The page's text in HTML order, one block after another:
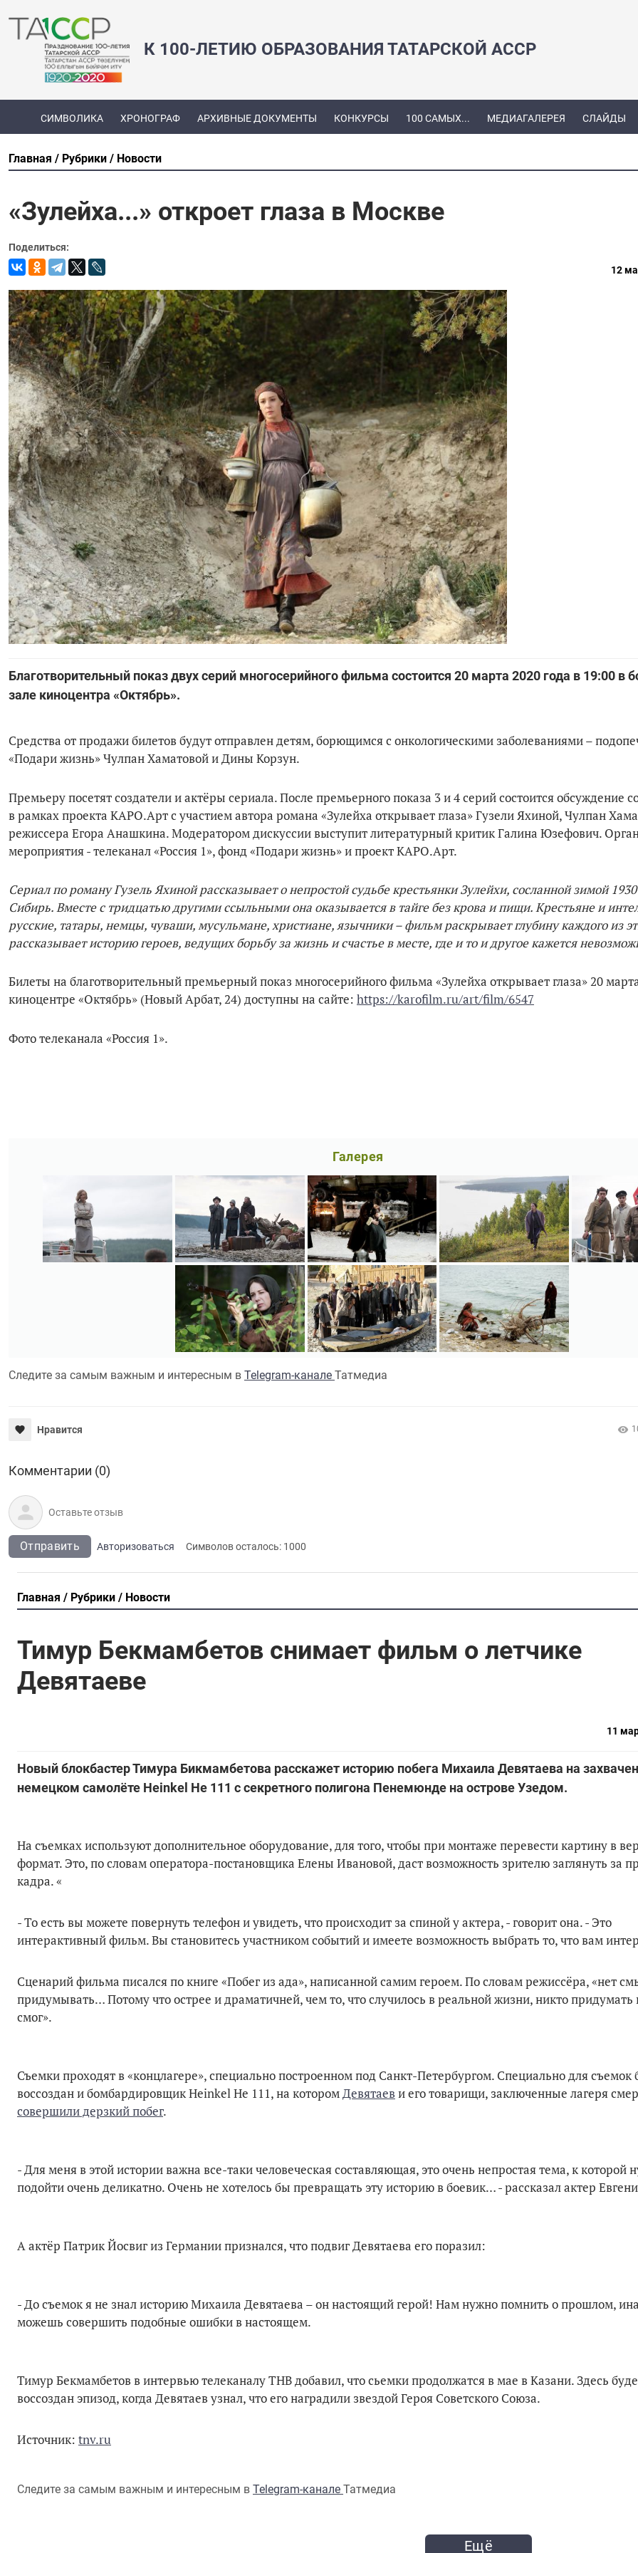
К 100-ЛЕТИЮ ОБРАЗОВАНИЯ ТАТАРСКОЙ АССР
СИМВОЛИКА ХРОНОГРАФ АРХИВНЫЕ ДОКУМЕНТЫ КОНКУРСЫ 100 САМЫХ... МЕДИАГАЛЕРЕЯ СЛАЙДЫ
Главная Рубрики Новости
«Зулейха...» откроет глаза в Москве
Поделиться:
12
Благотворительный показ двух серий многосерийного фильма состоится 20 марта 2020 года в 19:00 в
зале киноцентра «Октябрь».
Средства от продажи билетов будут отправлен детям, борющимся с онкологическими заболеваниями –
«Подари жизнь» Чулпан Хаматовой и Дины Корзун.
Премьеру посетят создатели и актёры сериала. После премьерного показа 3 и 4 серий состоится обсуждение
в рамках проекта КАРО.Арт с участием автора романа «Зулейха открывает глаза» Гузели Яхиной, Чулпан
режиссера Егора Анашкина. Модератором дискуссии выступит литературный критик Галина Юзефович.
мероприятия - телеканал «Россия 1», фонд «Подари жизнь» и проект КАРО.Арт.
Сериал по роману Гузель Яхиной рассказывает о непростой судьбе крестьянки Зулейхи, сосланной зимой
Сибирь. Вместе с тридцатью другими ссыльными она оказывается в тайге без крова и пищи. Крестьяне и
русские, татары, немцы, чуваши, мусульмане, христиане, язычники – фильм раскрывает глубину каждого из
рассказывает историю героев, ведущих борьбу за жизнь и счастье в месте, где и то и другое кажется
Билеты на благотворительный премьерный показ многосерийного фильма «Зулейха открывает глаза» 20
киноцентре «Октябрь» (Новый Арбат, 24) доступны на сайте: https://karofilm.ru/art/film/6547
Фото телеканала «Россия 1».
Галерея
Следите за самым важным и интересным в Telegram-канале Татмедиа
Нравится
Комментарии (0)
Отправить Авторизоваться Символов осталось: 1000
Главная Рубрики Новости
Тимур Бекмамбетов снимает фильм о летчике
Девятаеве
11
Новый блокбастер Тимура Бикмамбетова расскажет историю побега Михаила Девятаева на
немецком самолёте Heinkel He 111 с секретного полигона Пенемюнде на острове Узедом.
На съемках используют дополнительное оборудование, для того, чтобы при монтаже перевести картину в
формат. Это, по словам оператора-постановщика Елены Ивановой, даст возможность зрителю заглянуть за
кадра. «
- То есть вы можете повернуть телефон и увидеть, что происходит за спиной у актера, - говорит она. - Это
интерактивный фильм. Вы становитесь участником событий и имеете возможность выбрать то, что вам
Сценарий фильма писался по книге «Побег из ада», написанной самим героем. По словам режиссёра, «нет
придумывать… Потому что острее и драматичней, чем то, что случилось в реальной жизни, никто придумать
смог».
Съемки проходят в «концлагере», специально построенном под Санкт-Петербургом. Специально для съемок
воссоздан и бомбардировщик Heinkel He 111, на которомДевятаеви его товарищи, заключенные лагеря
совершили дерзкий побег.
- Для меня в этой истории важна все-таки человеческая составляющая, это очень непростая тема, к которой
подойти очень деликатно. Очень не хотелось бы превращать эту историю в боевик… - рассказал актер
А актёр Патрик Йосвиг из Германии признался, что подвиг Девятаева его поразил:
- До съемок я не знал историю Михаила Девятаева – он настоящий герой! Нам нужно помнить о прошлом,
можешь совершить подобные ошибки в настоящем.
Тимур Бекмамбетов в интервью телеканалу ТНВ добавил, что сьемки продолжатся в мае в Казани. Здесь
воссоздан эпизод, когда Девятаев узнал, что его наградили звездой Героя Советского Союза.
Источник: tnv.ru
Следите за самым важным и интересным в Telegram-канале Татмедиа
Ещё